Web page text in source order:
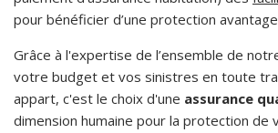
pour bénéficier d’une protection
Grâce à l'expertise de l’ensemble de
votre budget et vos sinistres en toute
appart, c'est le choix d'une assurance
dimension humaine pour la protection de